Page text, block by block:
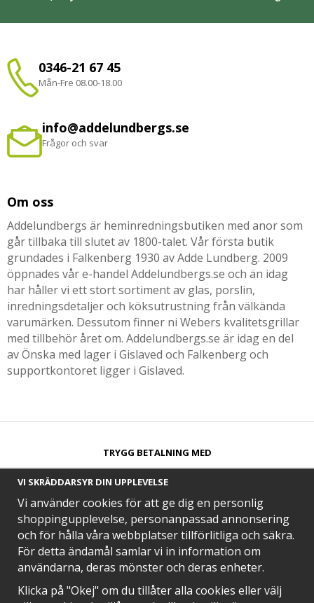
0346-21 67 45
Mån-Fre 08.00-18.00
info@addelundbergs.se
Frågor och svar
Om oss
Addelundbergs är heminredningsbutiken med anor som
går tillbaka till slutet av 1800-talet. Vår första butik
grundades i Falkenberg 1930 av Adde Lundberg. 2009
öppnades vår e-handel Addelundbergs.se och än idag
har håller vi ett stort sortiment av glas, porslin,
inredningsdetaljer och köksutrustning från välkända
varumärken. Dessutom finner ni Webers kvalitetsgrillar
med tillbehör året om. Addelundbergs.se är idag en del
av Önska med lager i Gislaved och Falkenberg och
supportkontoret ligger i Gislaved.
TRYGG BETALNING MED​
SNABB LEVERANS MED
VI SKRÄDDARSYR DIN UPPLEVELSE
Vi använder cookies för att ge dig en personlig
shoppingupplevelse, personanpassad annonsering
och för hålla våra webbplatser tillförlitliga och säkra.
För detta ändamål samlar vi in information om
användarna, deras mönster och deras enheter.
Klicka på "Okej" om du tillåter alla cookies eller välj